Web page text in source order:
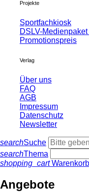
Projekte
Sportfachkiosk
DSLV-
Promotionspreis
Verlag
Über uns
FAQ
AGB
Impressum
Datenschutz
Newsletter
searchSuche
searchThema
shopping_cartWarenkorb
Angebote